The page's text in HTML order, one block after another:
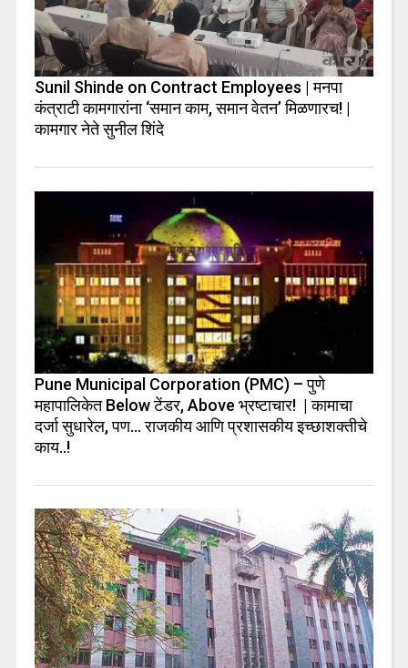
Sunil Shinde on Contract Employees | मनपा
कंत्राटी कामगारांना ‘समान काम, समान वेतन’ मिळणारच! |
कामगार नेते सुनील शिंदे
Pune Municipal Corporation (PMC) – पुणे
महापालिकेत Below टेंडर, Above भ्रष्टाचार! | कामाचा
दर्जा सुधारेल, पण… राजकीय आणि प्रशासकीय इच्छाशक्तीचे
काय..!